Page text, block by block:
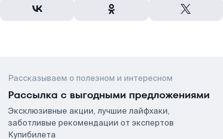
Рассказываем о полезном и интересном
Рассылка с выгодными предложениями
Эксклюзивные акции, лучшие лайфхаки,
заботливые рекомендации от экспертов
Купибилета